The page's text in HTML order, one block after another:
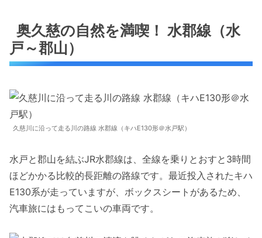
奥久慈の自然を満喫！ 水郡線（水
戸～郡山）
久慈川に沿って走る川の路線 水郡線（キハE130形＠水戸駅）
水戸と郡山を結ぶJR水郡線は、全線を乗りとおすと3時間
ほどかかる比較的長距離の路線です。最近投入されたキハ
E130系が走っていますが、ボックスシートがあるため、
汽車旅にはもってこいの車両です。